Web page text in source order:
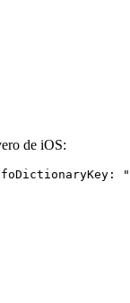
de iOS: